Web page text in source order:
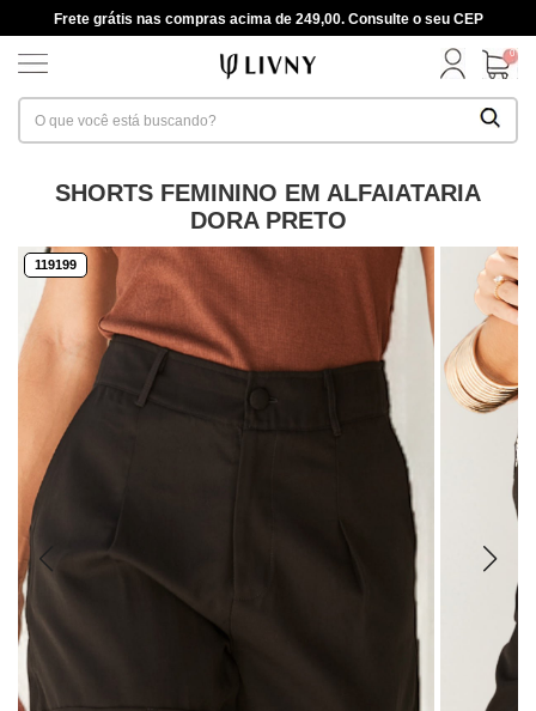
Frete grátis nas compras acima de 249,00. Consulte o seu CEP
0
SHORTS FEMININO EM ALFAIATARIA
DORA PRETO
119199